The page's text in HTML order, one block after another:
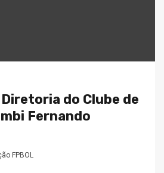
do Clube de
Fernando
FPBOL